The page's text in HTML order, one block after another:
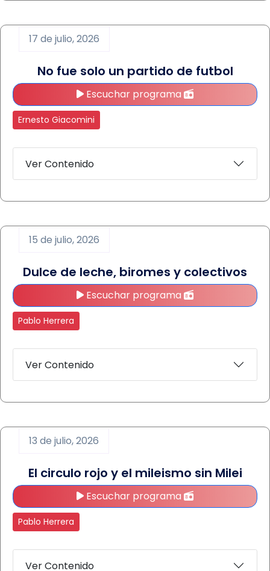
17 de julio, 2026
No fue solo un partido de futbol
Escuchar programa
Ernesto Giacomini
Ver Contenido
15 de julio, 2026
Dulce de leche, biromes y colectivos
Escuchar programa
Pablo Herrera
Ver Contenido
13 de julio, 2026
El circulo rojo y el mileismo sin Milei
Escuchar programa
Pablo Herrera
Ver Contenido